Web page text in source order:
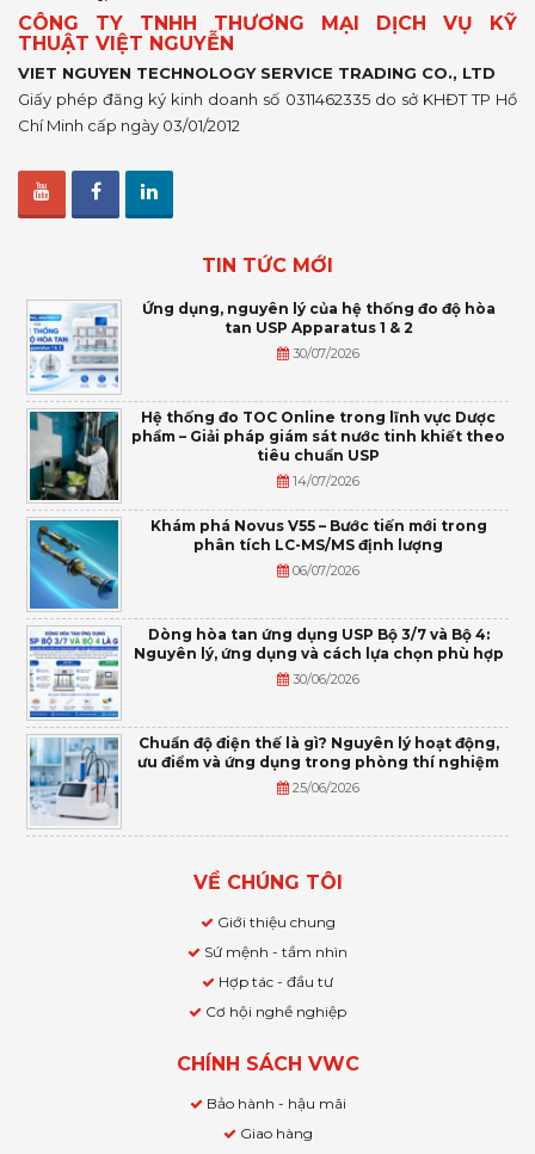
CÔNG TY TNHH THƯƠNG MẠI DỊCH VỤ KỸ
THUẬT VIỆT NGUYỄN
VIET NGUYEN TECHNOLOGY SERVICE TRADING CO., LTD
Giấy phép đăng ký kinh doanh số 0311462335 do sở KHĐT TP Hồ
Chí Minh cấp ngày 03/01/2012
TIN TỨC MỚI
Ứng dụng, nguyên lý của hệ thống đo độ hòa
tan USP Apparatus 1 & 2
30/07/2026
Hệ thống đo TOC Online trong lĩnh vực Dược
phẩm – Giải pháp giám sát nước tinh khiết theo
tiêu chuẩn USP
14/07/2026
Khám phá Novus V55 – Bước tiến mới trong
phân tích LC-MS/MS định lượng
06/07/2026
Dòng hòa tan ứng dụng USP Bộ 3/7 và Bộ 4:
Nguyên lý, ứng dụng và cách lựa chọn phù hợp
30/06/2026
Chuẩn độ điện thế là gì? Nguyên lý hoạt động,
ưu điểm và ứng dụng trong phòng thí nghiệm
25/06/2026
VỀ CHÚNG TÔI
Giới thiệu chung
Sứ mệnh - tầm nhìn
Hợp tác - đầu tư
Cơ hội nghề nghiệp
CHÍNH SÁCH VWC
Bảo hành - hậu mãi
Giao hàng